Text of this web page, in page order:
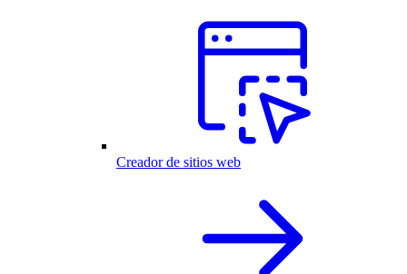
Creador de sitios web